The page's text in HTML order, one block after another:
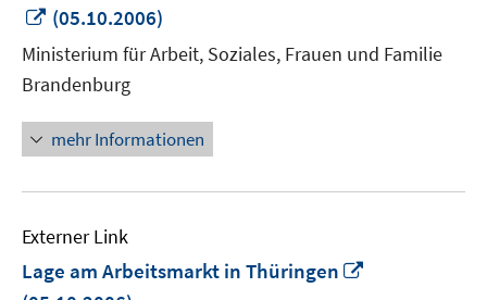
In
neuem
Fenster
öffnen
(05.10.2006)
Ministerium für Arbeit, Soziales, Frauen und Familie
Brandenburg
mehr Informationen
Externer Link
Lage am Arbeitsmarkt in Thüringen